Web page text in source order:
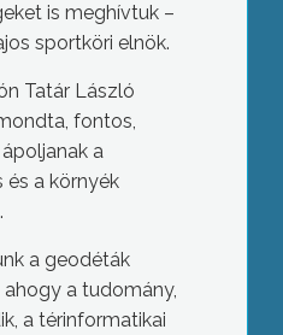
is meghívtuk –
sportköri elnök.
Tatár László
fontos,
a
és a környék
a geodéták
a tudomány,
a térinformatikai